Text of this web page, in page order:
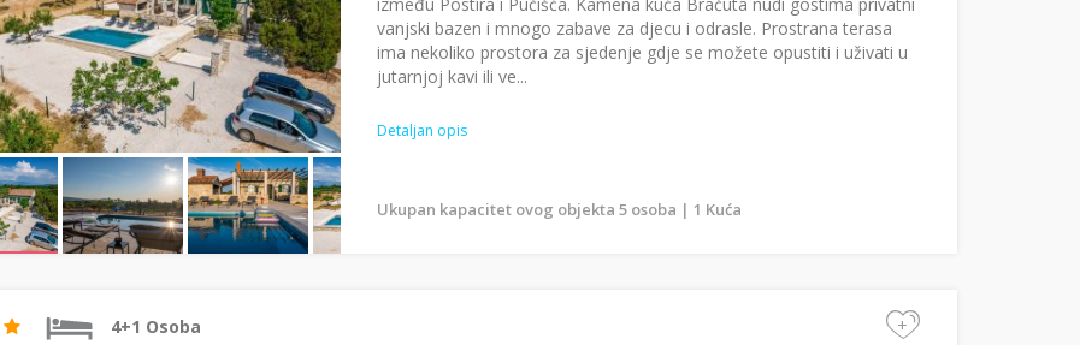
vanjski bazen i mnogo zabave za djecu i odrasle. Prostrana terasa
ima nekoliko prostora za sjedenje gdje se možete opustiti i uživati u
jutarnjoj kavi ili ve...
Detaljan opis
Ukupan kapacitet ovog objekta 5 osoba | 1 Kuća
4+1 Osoba +